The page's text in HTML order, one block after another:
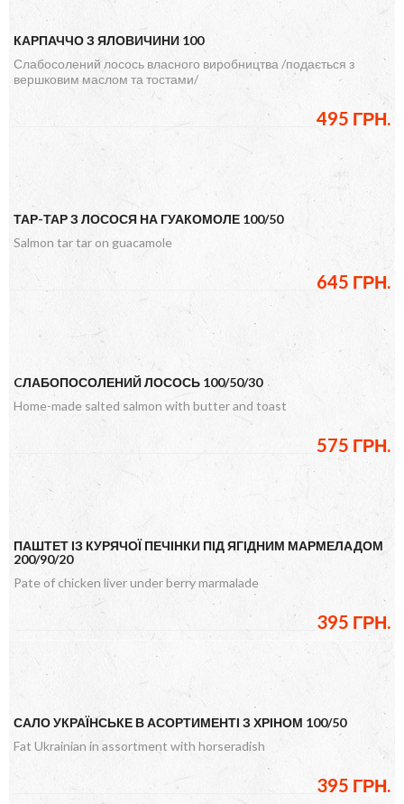
КАРПАЧЧО З ЯЛОВИЧИНИ 100
Слабосолений лосось власного виробництва /подається з
вершковим маслом та тостами/
495 ГРН.
ТАР-ТАР З ЛОСОСЯ НА ГУАКОМОЛЕ 100/50
Salmon tar tar on guacamole
645 ГРН.
CЛАБОПОСОЛЕНИЙ ЛОСОСЬ 100/50/30
Home-made salted salmon with butter and toast
575 ГРН.
ПАШТЕТ ІЗ КУРЯЧОЇ ПЕЧІНКИ ПІД ЯГІДНИМ МАРМЕЛАДОМ
200/90/20
Pate of chicken liver under berry marmalade
395 ГРН.
САЛО УКРАЇНСЬКЕ В АСОРТИМЕНТІ З ХРІНОМ 100/50
Fat Ukrainian in assortment with horseradish
395 ГРН.